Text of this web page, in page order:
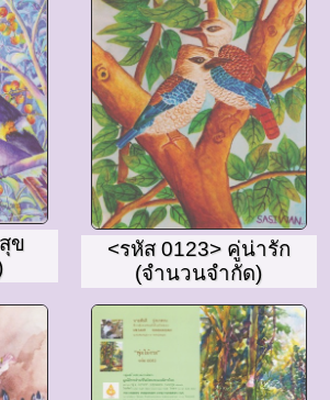
ข
<รหัส 0123> คู่น่ารัก
(จำนวนจำกัด)